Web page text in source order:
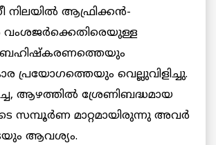
നിലയില്‍ ആഫ്രിക്കന്‍-
വംശജര്‍ക്കെതിരെയുള്ള
ബഹിഷ്‌കരണത്തെയും
പ്രയോഗത്തെയും വെല്ലുവിളിച്ചു.
ആഴത്തില്‍ ശ്രേണിബദ്ധമായ
സമ്പൂര്‍ണ മാറ്റമായിരുന്നു അവര്‍
ആവശ്യം.